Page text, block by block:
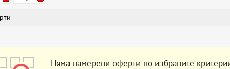
Няма намерени оферти по избраните